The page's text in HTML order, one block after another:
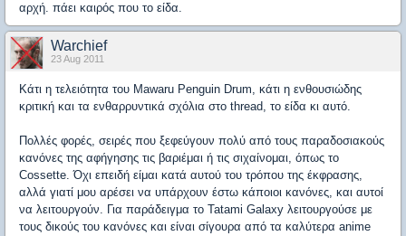
αρχή. πάει καιρός που το είδα.
Warchief
23 Aug 2011
Κάτι η τελειότητα του Mawaru Penguin Drum, κάτι η ενθουσιώδης
κριτική και τα ενθαρρυντικά σχόλια στο thread, το είδα κι αυτό.
Πολλές φορές, σειρές που ξεφεύγουν πολύ από τους παραδοσιακούς
κανόνες της αφήγησης τις βαριέμαι ή τις σιχαίνομαι, όπως το
Cossette. Όχι επειδή είμαι κατά αυτού του τρόπου της έκφρασης,
αλλά γιατί μου αρέσει να υπάρχουν έστω κάποιοι κανόνες, και αυτοί
να λειτουργούν. Για παράδειγμα το Tatami Galaxy λειτουργούσε με
τους δικούς του κανόνες και είναι σίγουρα από τα καλύτερα anime